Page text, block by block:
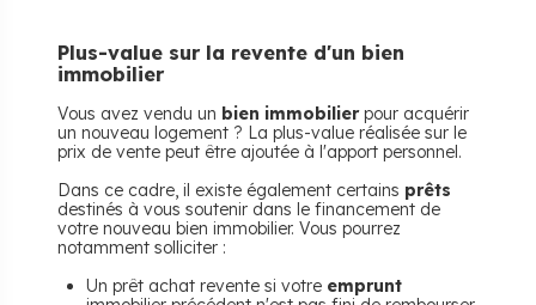
Plus-value sur la revente d'un bien
immobilier
Vous avez vendu un bien immobilierpour acquérir
un nouveau logement ? La plus-value réalisée sur le
prix de vente peut être ajoutée à l'apport personnel.
Dans ce cadre, il existe également certains prêts
destinés à vous soutenir dans le financement de
votre nouveau bien immobilier. Vous pourrez
notamment solliciter :
Un prêt achat revente si votre emprunt